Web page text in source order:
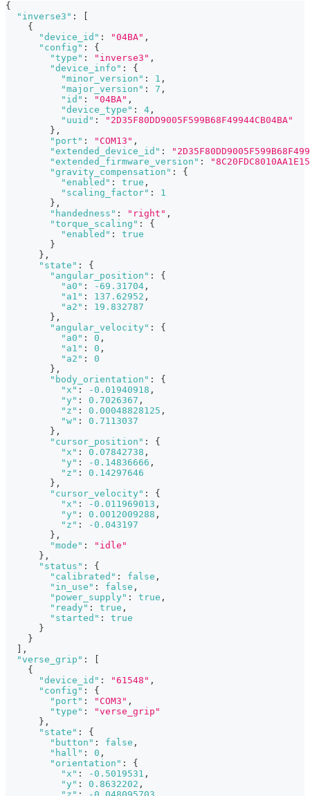
{
"inverse3" :
{
"device_id" : "04BA" ,
"config" :
{
"type" : "inverse3" ,
"device_info" :
{
"minor_version" : 1 ,
"major_version" : 7 ,
"id" : "04BA" ,
"device_type" : 4 ,
"uuid" :
"2D35F80DD9005F599B68F49944CB04BA"
} ,
"port" : "COM13" ,
"extended_device_id" :
"extended_firmware_version" :
"gravity_compensation" :
{
"enabled" : true ,
"scaling_factor" :
1
} ,
"handedness" : "right" ,
"torque_scaling" :
{
"enabled" :
true
}
} ,
"state" :
{
"angular_position" :
{
"a0" : -69.31704 ,
"a1" : 137.62952 ,
"a2" :
19.832787
} ,
"angular_velocity" :
{
"a0" : 0 ,
"a1" : 0 ,
"a2" :
0
} ,
"body_orientation" :
{
"x" : -0.01940918 ,
"y" : 0.7026367 ,
"z" : 0.00048828125 ,
"w" :
0.7113037
} ,
"cursor_position" :
{
"x" : 0.07842738 ,
"y" : -0.14836666 ,
"z" :
0.14297646
} ,
"cursor_velocity" :
{
"x" : -0.011969013 ,
"y" : 0.0012009288 ,
"z" :
-0.043197
} ,
"mode" :
"idle"
} ,
"status" :
{
"calibrated" : false ,
"in_use" : false ,
"power_supply" : true ,
"ready" : true ,
"started" :
true
}
}
,
"verse_grip" :
{
"device_id" : "61548" ,
"config" :
{
"port" : "COM3" ,
"type" :
"verse_grip"
} ,
"state" :
{
"button" : false ,
"hall" : 0 ,
"orientation" :
{
"x" : -0.5019531 ,
"y" : 0.8632202 ,